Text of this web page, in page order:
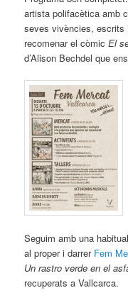
artista polifacètica amb
seves vivències, escrits
recomenar el còmicEl
d’Alison Bechdel que
Seguim amb una
al proper i darrer Fem
Un rastro verde en el
recuperats a Vallcarca.